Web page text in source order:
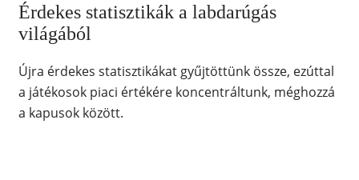
Érdekes statisztikák a labdarúgás
világából
Újra érdekes statisztikákat gyűjtöttünk össze, ezúttal
a játékosok piaci értékére koncentráltunk, méghozzá
a kapusok között.